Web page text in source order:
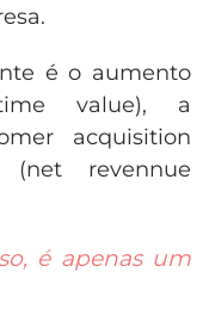
é o aumento
value), a
acquisition
revennue
é apenas um